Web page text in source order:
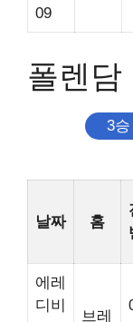
09
폴렌담
3승
날짜 홈
에레
디비
브레